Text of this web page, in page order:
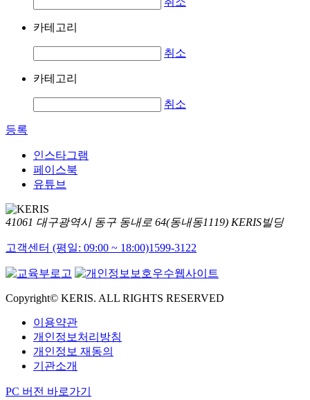
카테고리
취소
카테고리
취소
등록
인스타그램
페이스북
유튜브
41061 대구광역시 동구 동내로 64(동내동1119) KERIS빌딩
고객센터 (평일: 09:00 ~ 18:00)1599-3122
Copyright© KERIS. ALL RIGHTS RESERVED
이용약관
개인정보처리방침
개인정보 재동의
기관소개
PC 버전 바로가기